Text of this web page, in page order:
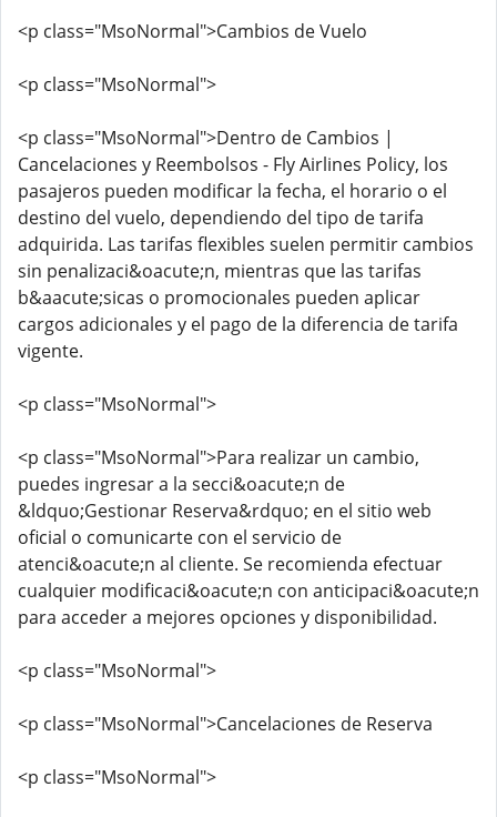
<p class="MsoNormal">Cambios de Vuelo
<p class="MsoNormal">
<p class="MsoNormal">Dentro de Cambios |
Cancelaciones y Reembolsos - Fly Airlines Policy, los
pasajeros pueden modificar la fecha, el horario o el
destino del vuelo, dependiendo del tipo de tarifa
adquirida. Las tarifas flexibles suelen permitir cambios
sin penalizaci&oacute;n, mientras que las tarifas
b&aacute;sicas o promocionales pueden aplicar
cargos adicionales y el pago de la diferencia de tarifa
vigente.
<p class="MsoNormal">
<p class="MsoNormal">Para realizar un cambio,
puedes ingresar a la secci&oacute;n de
&ldquo;Gestionar Reserva&rdquo; en el sitio web
oficial o comunicarte con el servicio de
atenci&oacute;n al cliente. Se recomienda efectuar
cualquier modificaci&oacute;n con anticipaci&oacute;n
para acceder a mejores opciones y disponibilidad.
<p class="MsoNormal">
<p class="MsoNormal">Cancelaciones de Reserva
<p class="MsoNormal">